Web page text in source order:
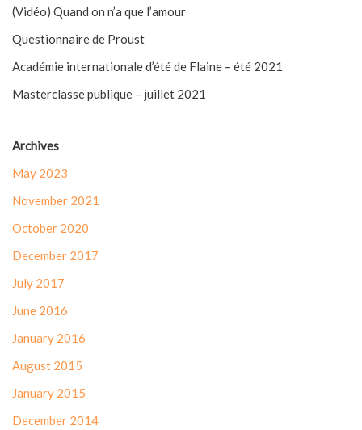
(Vidéo) Quand on n’a que l’amour
Questionnaire de Proust
Académie internationale d’été de Flaine – été 2021
Masterclasse publique – juillet 2021
Archives
May 2023
November 2021
October 2020
December 2017
July 2017
June 2016
January 2016
August 2015
January 2015
December 2014